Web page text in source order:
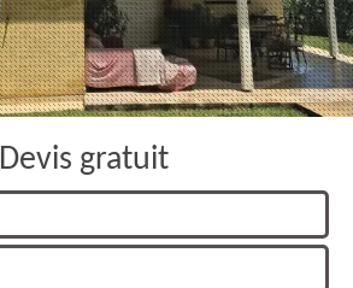
Devis gratuit